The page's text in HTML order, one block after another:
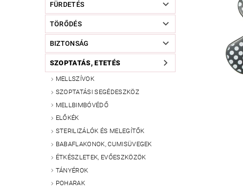
FÜRDETÉS
TÖRŐDÉS
BIZTONSÁG
SZOPTATÁS, ETETÉS
MELLSZÍVOK
SZOPTATÁSI SEGÉDESZKÖZ
MELLBIMBÓVÉDŐ
ELŐKÉK
STERILIZÁLÓK ÉS MELEGÍTŐK
BABAFLAKONOK, CUMISÜVEGEK
ÉTKÉSZLETEK, EVŐESZKÖZÖK
TÁNYÉROK
POHARAK